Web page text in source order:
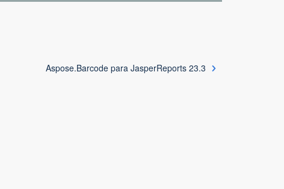
Aspose.Barcode para JasperReports 23.3